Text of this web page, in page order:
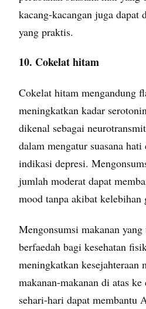
kacang-kacangan juga dapat
yang praktis.
10. Cokelat hitam
Cokelat hitam mengandung
meningkatkan kadar
dikenal sebagai
dalam mengatur suasana
indikasi depresi.
jumlah moderat dapat
mood tanpa akibat kelebihan
Mengonsumsi makanan
berfaedah bagi kesehatan
meningkatkan kesejahteraan
makanan-makanan di atas
sehari-hari dapat membantu